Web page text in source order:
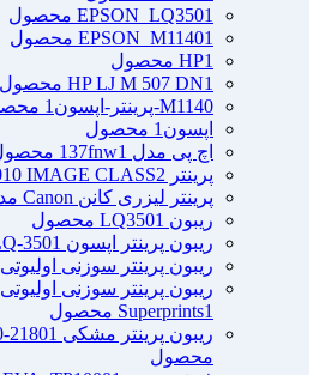
EPSON_LQ3501 محصول
EPSON_M11401 محصول
HP1 محصول
HP LJ M 507 DN1 محصول
M1140-پرینتر-اپسون
1 محصول
اپسون 1 محصول
اچ پی مدل 137fnw 1 محصول
پرینتر CANON MF3010 IMAGE CLASS 2 محصول
پرینتر لیزری کانن Canon مدل MF3010
ریبون LQ350 1 محصول
ریبون پرینتر اپسون LQ-350 1 محصول
ریبون پرینتر سوزنی اولیوتی Olivetti PR2
Superprints1 محصول
ریبون پرینتر مشکی Ribbon EPSON LQ 2170-2180 1
محصول